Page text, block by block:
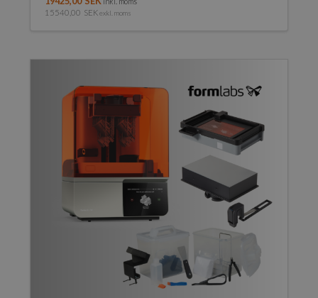
15540,00 SEK exkl. moms